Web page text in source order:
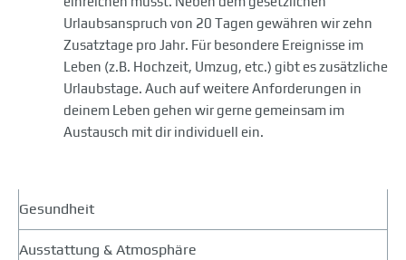
Urlaubsanspruch von 20 Tagen gewähren wir zehn
Zusatztage pro Jahr. Für besondere Ereignisse im
Leben (z.B. Hochzeit, Umzug, etc.) gibt es zusätzliche
Urlaubstage. Auch auf weitere Anforderungen in
deinem Leben gehen wir gerne gemeinsam im
Austausch mit dir individuell ein.
Gesundheit
Ausstattung & Atmosphäre